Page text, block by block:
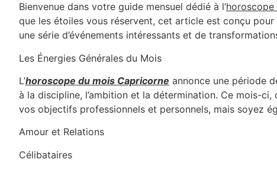
Bienvenue dans votre guide mensuel dédié à l’
que les étoiles vous réservent, cet article est conçu
une série d’événements intéressants et de
Les Énergies Générales du Mois
L’horoscope du mois Capricorne annonce une période
à la discipline, l’ambition et la détermination. Ce mois-
vos objectifs professionnels et personnels, mais soyez
Amour et Relations
Célibataires